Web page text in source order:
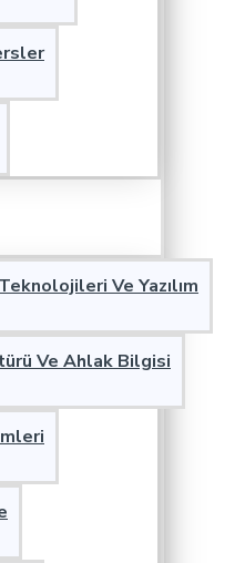
Ve Yazılım
Ve Ahlak Bilgisi